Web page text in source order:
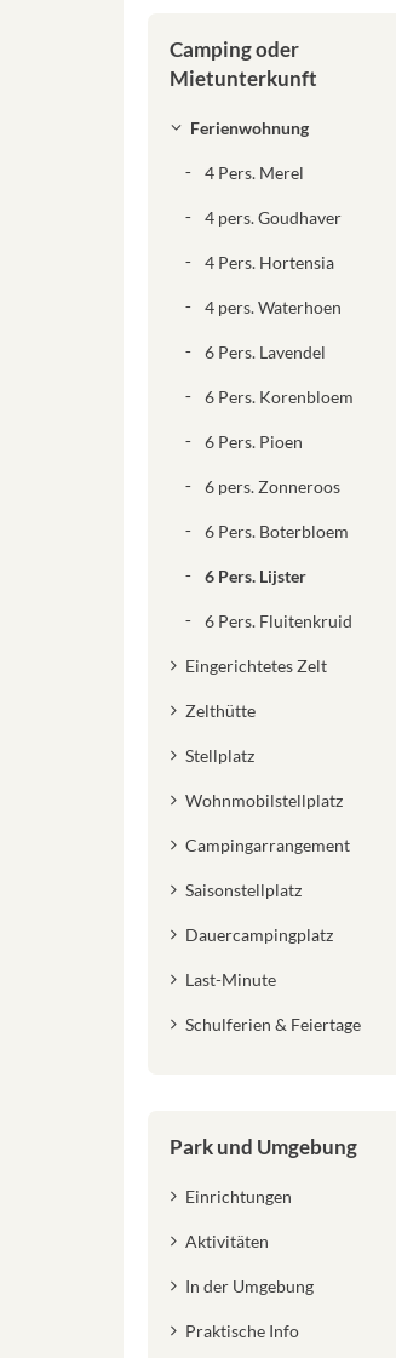
Camping oder
Mietunterkunft
Ferienwohnung
4 Pers. Merel
4 pers. Goudhaver
4 Pers. Hortensia
4 pers. Waterhoen
6 Pers. Lavendel
6 Pers. Korenbloem
6 Pers. Pioen
6 pers. Zonneroos
6 Pers. Boterbloem
6 Pers. Lijster
6 Pers. Fluitenkruid
Eingerichtetes Zelt
Zelthütte
Stellplatz
Wohnmobilstellplatz
Campingarrangement
Saisonstellplatz
Dauercampingplatz
Last-Minute
Schulferien & Feiertage
Park und Umgebung
Einrichtungen
Aktivitäten
In der Umgebung
Praktische Info